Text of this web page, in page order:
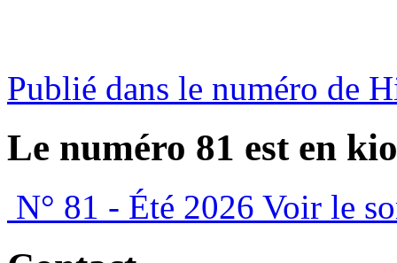
Publié dans le numéro de
Le numéro 81 est en
N° 81 - Été 2026 Voir le